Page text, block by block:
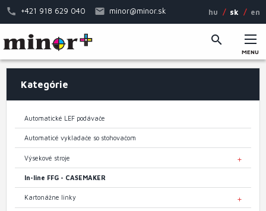
na
hlavný
+421 918 629 040 minor@minor.sk hu sk en
menu
MENU
Kategórie
Automatické LEF podávače
Automaticé vykladače so stohovačom
Výsekové stroje
In-line FFG - CASEMAKER
Kartonážne linky